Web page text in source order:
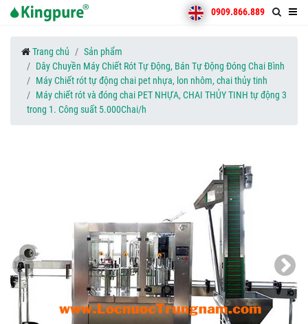
0909.866.889
Trang chủ
Sản phẩm
Dây Chuyền Máy Chiết Rót Tự Động, Bán Tự Động Đóng Chai Bình
Máy Chiết rót tự động chai pet nhựa, lon nhôm, chai thủy tinh
Máy chiết rót và đóng chai PET NHỰA, CHAI THỦY TINH tự động 3
trong 1. Công suất 5.000Chai/h